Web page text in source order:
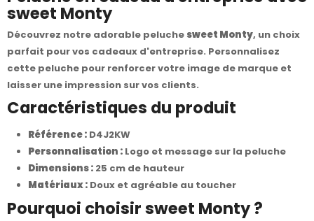
sweet Monty
Découvrez notre adorable peluchesweet Monty, un choix
parfait pour vos cadeaux d'entreprise. Personnalisez
cette peluche pour renforcer votre image de marque et
laisser une impression sur vos clients.
Caractéristiques du produit
Référence : D4J2KW
Personnalisation : Logo et message sur la peluche
Dimensions : 25 cm de hauteur
Matériaux : Doux et agréable au toucher
Pourquoi choisir sweet Monty ?